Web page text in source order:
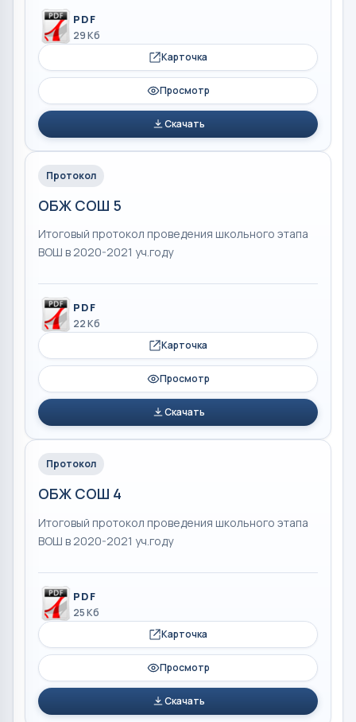
PDF
29 Кб
Карточка
Просмотр
Скачать
Протокол
ОБЖ СОШ 5
Итоговый протокол проведения школьного этапа
ВОШ в 2020-2021 уч.году
PDF
22 Кб
Карточка
Просмотр
Скачать
Протокол
ОБЖ СОШ 4
Итоговый протокол проведения школьного этапа
ВОШ в 2020-2021 уч.году
PDF
25 Кб
Карточка
Просмотр
Скачать